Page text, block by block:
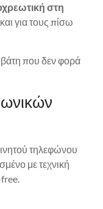
στη
για τους πίσω
που δεν φορά
τηλεφώνου
με τεχνική